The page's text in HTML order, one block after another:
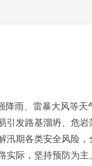
雨、雷暴大风等
发路基溜坍、危
汛期各类安全风险
实际，坚持预防为